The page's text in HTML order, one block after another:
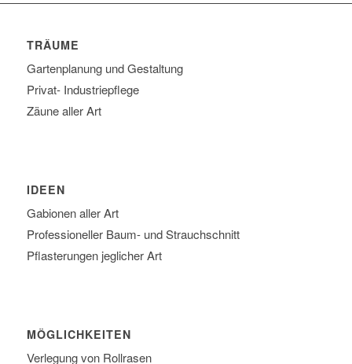
TRÄUME
Gartenplanung und Gestaltung
Privat- Industriepflege
Zäune aller Art
IDEEN
Gabionen aller Art
Professioneller Baum- und Strauchschnitt
Pflasterungen jeglicher Art
MÖGLICHKEITEN
Verlegung von Rollrasen